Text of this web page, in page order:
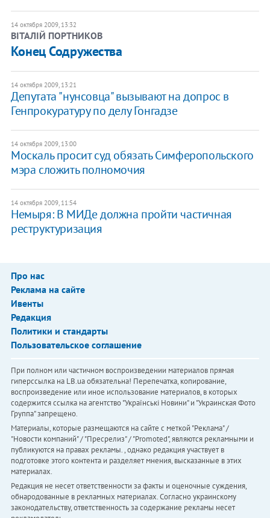
14 октября 2009, 13:32
ВІТАЛІЙ ПОРТНИКОВ
Конец Содружества
14 октября 2009, 13:21
Депутата "нунсовца" вызывают на допрос в
Генпрокуратуру по делу Гонгадзе
14 октября 2009, 13:00
Москаль просит суд обязать Симферопольского
мэра сложить полномочия
14 октября 2009, 11:54
Немыря: В МИДе должна пройти частичная
реструктуризация
Про нас
Реклама на сайте
Ивенты
Редакция
Политики и стандарты
Пользовательское соглашение
При полном или частичном воспроизведении материалов прямая
гиперссылка на LB.ua обязательна! Перепечатка, копирование,
воспроизведение или иное использование материалов, в которых
содержится ссылка на агентство "Українськi Новини" и "Украинская Фото
Группа" запрещено.
Материалы, которые размещаются на сайте с меткой "Реклама" /
"Новости компаний" / "Пресрелиз" / "Promoted", являются рекламными и
публикуются на правах рекламы. , однако редакция участвует в
подготовке этого контента и разделяет мнения, высказанные в этих
материалах.
Редакция не несет ответственности за факты и оценочные суждения,
обнародованные в рекламных материалах. Согласно украинскому
законодательству, ответственность за содержание рекламы несет